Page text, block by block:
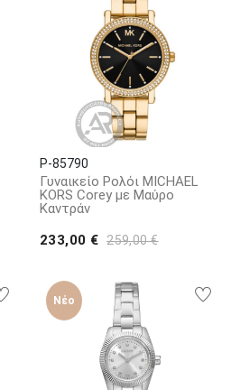
P-85790
Γυναικείο Ρολόι MICHAEL
KORS Corey με Μαύρο
Καντράν
233,00 € 259,00 €
Νέο